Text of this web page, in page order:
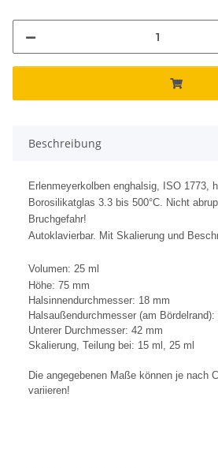
Beschreibung
Erlenmeyerkolben enghalsig, ISO 1773,
Borosilikatglas 3.3 bis 500°C. Nicht
Bruchgefahr!
Autoklavierbar. Mit Skalierung und
Volumen: 25 ml
Höhe: 75 mm
Halsinnendurchmesser: 18 mm
Halsaußendurchmesser (am Bördelrand):
Unterer Durchmesser: 42 mm
Skalierung, Teilung bei: 15 ml, 25 ml
Die angegebenen Maße können je nach
variieren!